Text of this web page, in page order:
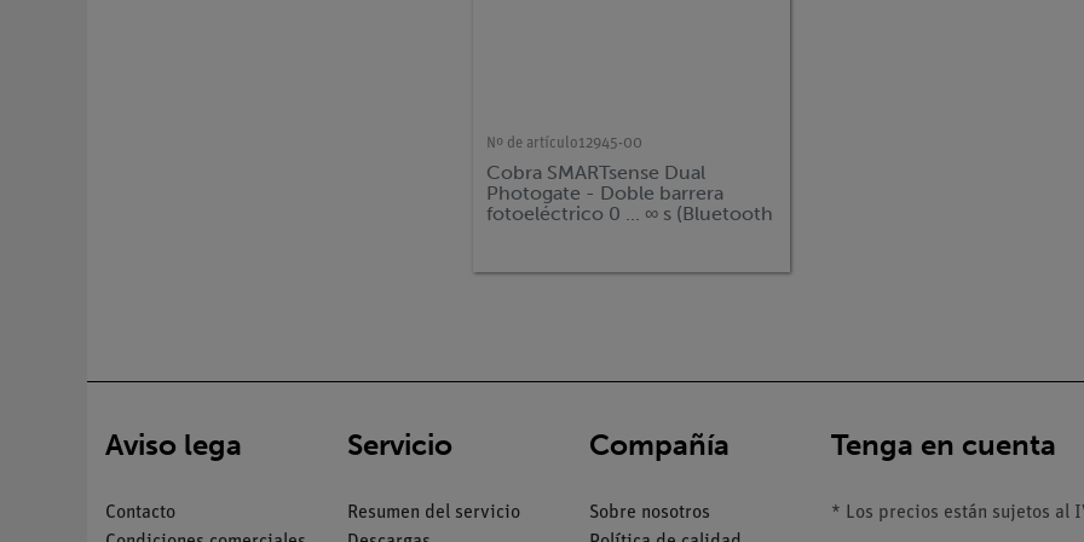
Nº de artículo12945-00
Cobra SMARTsense Dual
Photogate - Doble barrera
fotoeléctrico 0 ... ∞ s (Bluetooth
Aviso lega
Contacto
Servicio
Resumen del servicio
Compañía
Sobre nosotros
Tenga en cuenta
* Los precios están sujetos al